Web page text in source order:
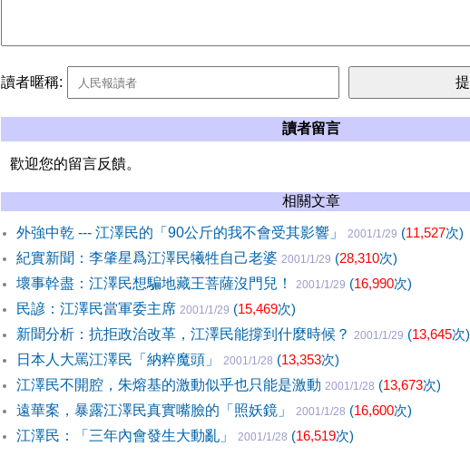
讀者暱稱:
讀者留言
歡迎您的留言反饋。
相關文章
外強中乾 --- 江澤民的「90公斤的我不會受其影響」 2001/1/29 (11,527次)
紀實新聞：李肇星爲江澤民犧牲自己老婆 2001/1/29 (28,310次)
壞事幹盡：江澤民想騙地藏王菩薩沒門兒！
2001/1/29 (16,990次)
民諺：江澤民當軍委主席 2001/1/29 (15,469次)
新聞分析：抗拒政治改革，江澤民能撐到什麼時候？ 2001/1/29 (13,645次)
日本人大罵江澤民「納粹魔頭」
2001/1/28 (13,353次)
江澤民不開腔，朱熔基的激動似乎也只能是激動 2001/1/28 (13,673次)
遠華案，暴露江澤民真實嘴臉的「照妖鏡」
2001/1/28 (16,600次)
江澤民：「三年內會發生大動亂」
2001/1/28 (16,519次)